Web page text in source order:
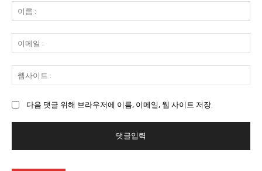
:
름
:
메
일
사
:
다음 댓글 위해 브라우저에 이름, 이메일, 웹 사이트 저장.